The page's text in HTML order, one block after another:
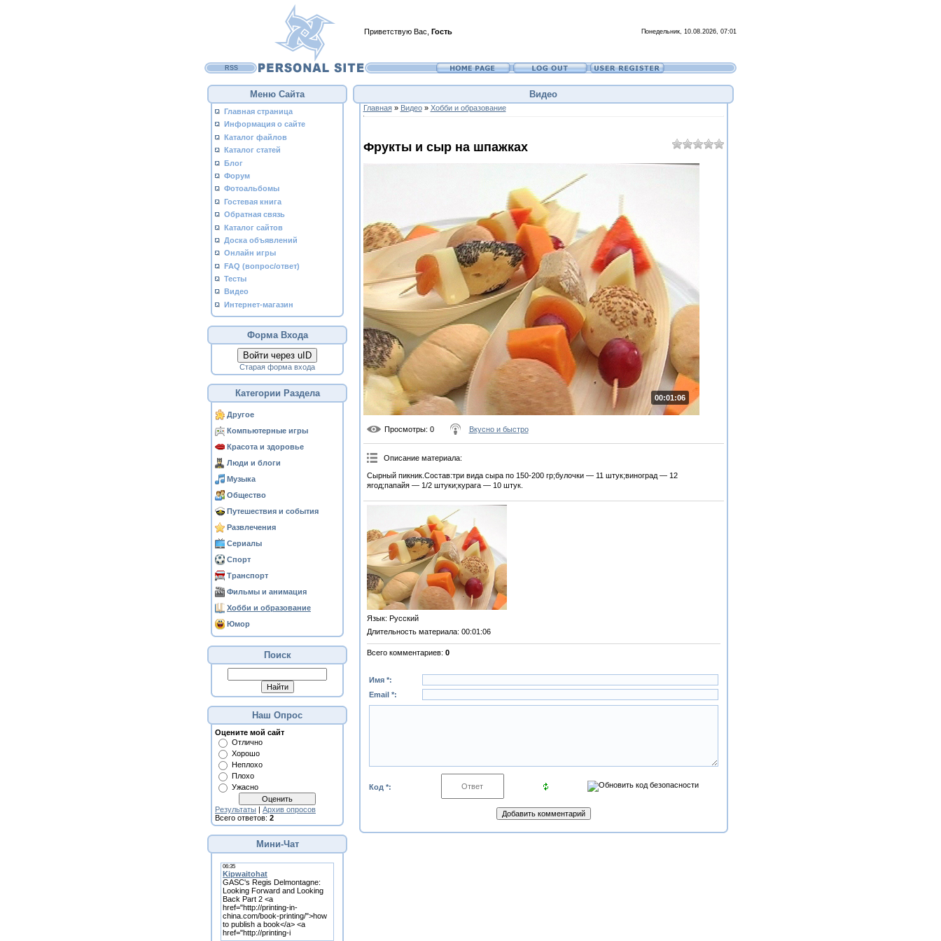
Приветствую Вас Гость Понедельник, 10.08.2026, 07:01
RSS
Меню Сайта
Главная страница
Информация о сайте
Каталог файлов
Каталог статей
Блог
Форум
Фотоальбомы
Гостевая книга
Обратная связь
Каталог сайтов
Доска объявлений
Онлайн игры
FAQ (вопрос/ответ)
Тесты
Видео
Интернет-магазин
Форма Входа
Войти через uID
Старая форма входа
Категории Раздела
Другое
Компьютерные игры
Красота и здоровье
Люди и блоги
Музыка
Общество
Путешествия и события
Развлечения
Сериалы
Спорт
Транспорт
Фильмы и анимация
Хобби и образование
Юмор
Поиск
Наш Опрос
Оцените мой сайт
Отлично
Хорошо
Неплохо
Плохо
Ужасно
Результаты | Архив опросов
Всего ответов: 2
Мини-Чат
Видео
Главная» Видео» Хобби и образование
Фрукты и сыр на шпажках
00:01:06
Просмотры: 0 Вкусно и быстро
Описание материала:
Сырный пикник.Состав:три вида сыра по 150-200 гр;булочки — 11 штук;виноград — 12
ягод;папайя — 1/2 штуки;курага — 10 штук.
Язык: Русский
Длительность материала: 00:01:06
Всего комментариев: 0
Имя *:
Email *:
Код *: